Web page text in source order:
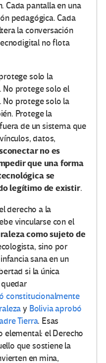
Cada pantalla en una
pedagógica. Cada
la conversación
no flota
solo la
protege solo el
No protege solo la
Protege la
de un sistema que
datos,
no es
que una forma
se
legítimo de existir.
derecho a la
vincularse con el
como sujeto de
sino por
sana en un
si la única
constitucionalmente
y Bolivia aprobó
Tierra. Esas
elemental: el Derecho
que sostiene la
en mina,